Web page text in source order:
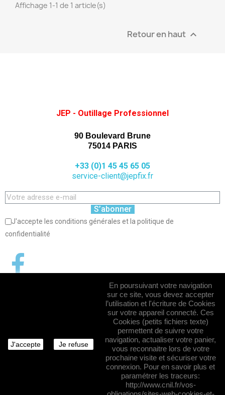
Affichage 1-1 de 1 article(s)
Retour en haut 
JEP - Outillage Professionnel
90 Boulevard Brune
75014 PARIS
+33 (0)1 45 45 65 05
service-client@jepfix.fr
S’abonner
J'accepte les conditions générales et la politique de
confidentialité
J'accepte Je refuse
En poursuivant votre navigation
sur ce site, vous devez accepter
l’utilisation et l'écriture de Cookies
sur votre appareil connecté. Ces
Cookies (petits fichiers texte)
permettent de suivre votre
navigation, actualiser votre panier,
vous reconnaitre lors de votre
prochaine visite et sécuriser votre
connexion. Pour en savoir plus et
paramétrer les traceurs:
http://www.cnil.fr/vos-